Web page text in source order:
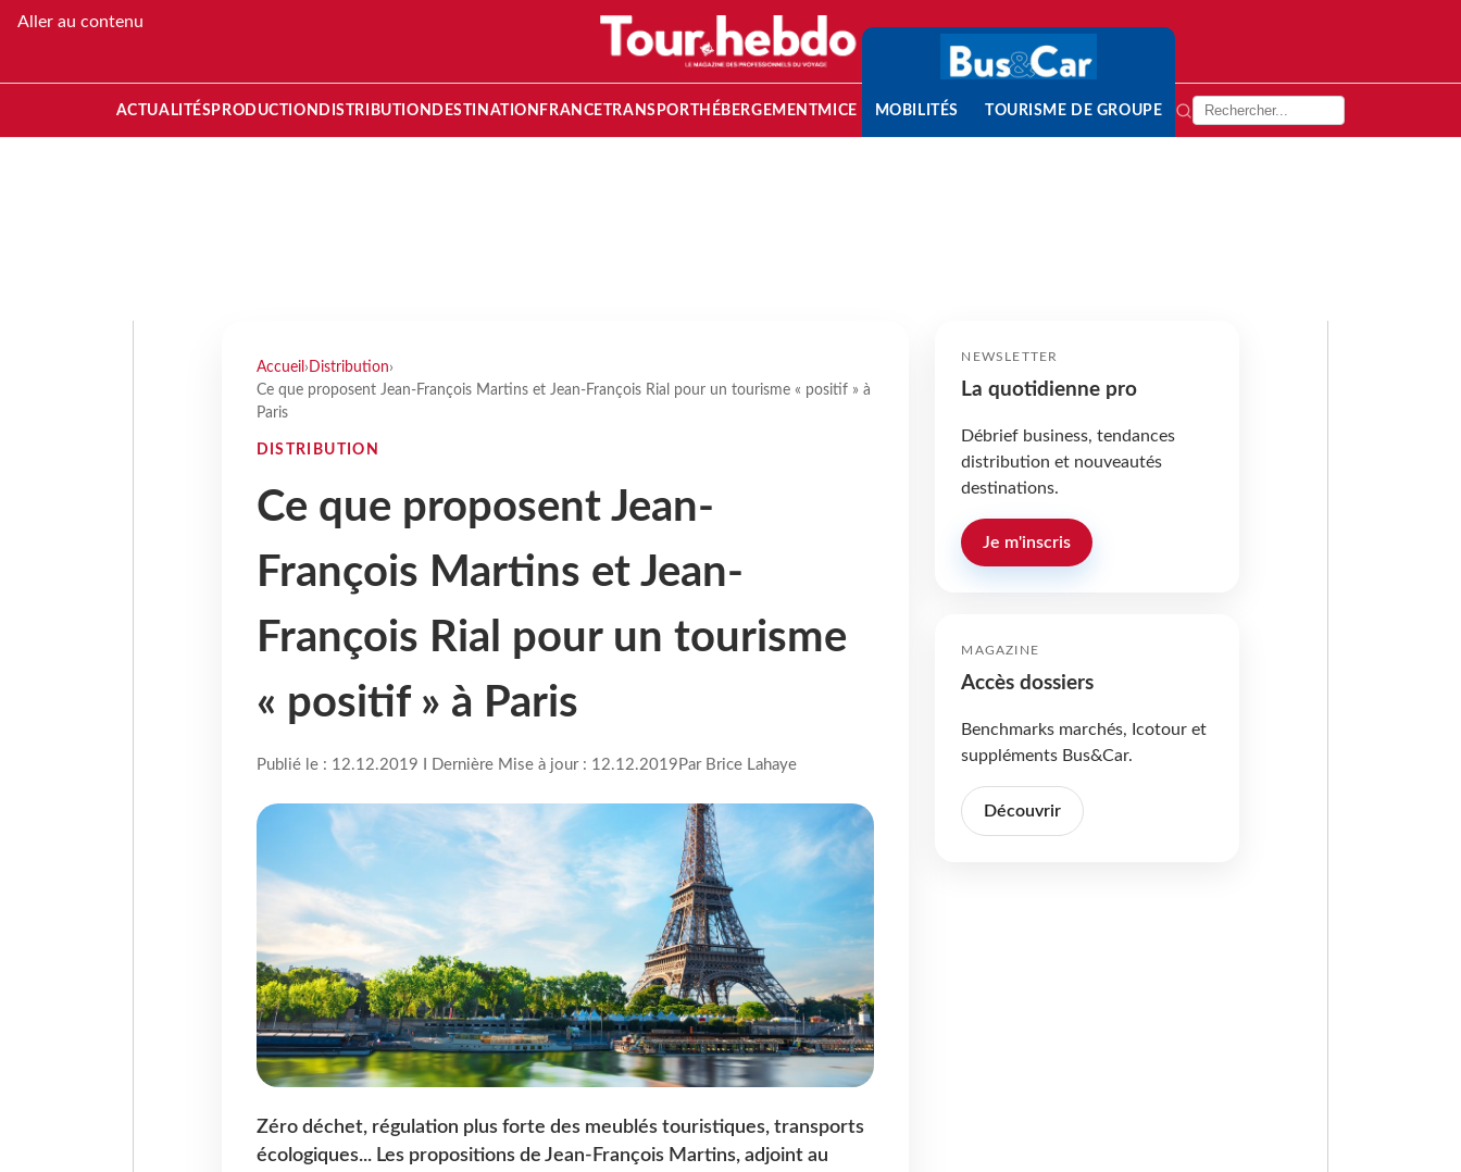
Aller au contenu
ACTUALITÉS PRODUCTION DISTRIBUTION DESTINATION FRANCETRANSPORT HÉBERGEMENTMICE MOBILITÉS TOURISME DE GROUPE
Accueil › Distribution›
Ce que proposent Jean-François Martins et Jean-François Rial pour un tourisme « positif » à
Paris
DISTRIBUTION
Ce que proposent Jean-
François Martins et Jean-
François Rial pour un tourisme
« positif » à Paris
Publié le : 12.12.2019 I Dernière Mise à jour : 12.12.2019 Par Brice Lahaye
Zéro déchet, régulation plus forte des meublés touristiques, transports
écologiques... Les propositions de Jean-François Martins, adjoint au
NEWSLETTER
La quotidienne pro
Débrief business, tendances
distribution et nouveautés
destinations.
Je m'inscris
MAGAZINE
Accès dossiers
Benchmarks marchés, Icotour et
suppléments Bus&Car.
Découvrir